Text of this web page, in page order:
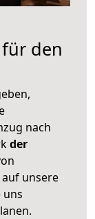
den
nach
der
unsere
uns